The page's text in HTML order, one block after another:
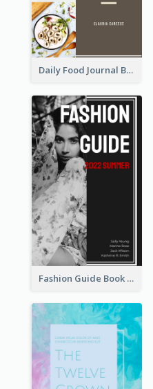
Daily Food Journal Book Cover
Fashion Guide Book Cover